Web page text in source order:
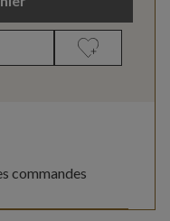
commandes